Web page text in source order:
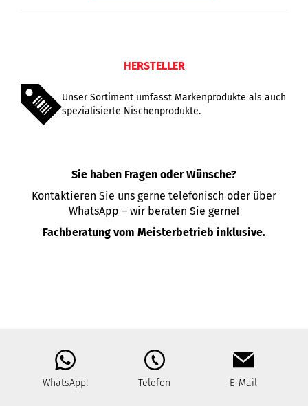
HERSTELLER
Unser Sortiment umfasst Markenprodukte als auch
spezialisierte Nischenprodukte.
Sie haben Fragen oder Wünsche?
Kontaktieren Sie uns gerne telefonisch oder über
WhatsApp – wir beraten Sie gerne!
Fachberatung vom Meisterbetrieb inklusive.
WhatsApp! Telefon E-Mail